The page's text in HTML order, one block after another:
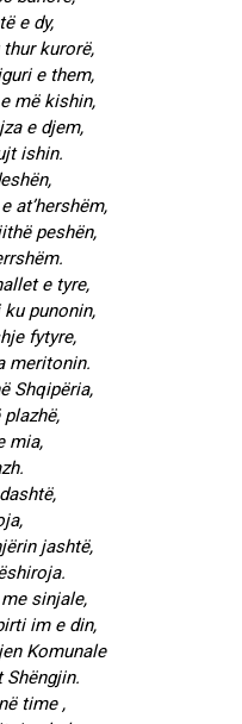
e dy,
kurorë,
e them,
më kishin,
e djem,
ishin.
at’hershëm,
peshën,
e tyre,
punonin,
fytyre,
meritonin.
Shqipëria,
mia,
jashtë,
sinjale,
im e din,
Komunale
time ,